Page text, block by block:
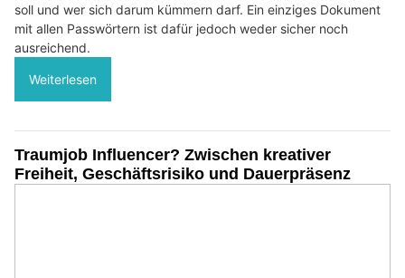
soll und wer sich darum kümmern darf. Ein einziges Dokument
mit allen Passwörtern ist dafür jedoch weder sicher noch
ausreichend.
Weiterlesen
Traumjob Influencer? Zwischen kreativer
Freiheit, Geschäftsrisiko und Dauerpräsenz